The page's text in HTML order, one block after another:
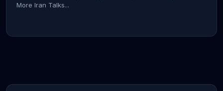
More Iran Talks...